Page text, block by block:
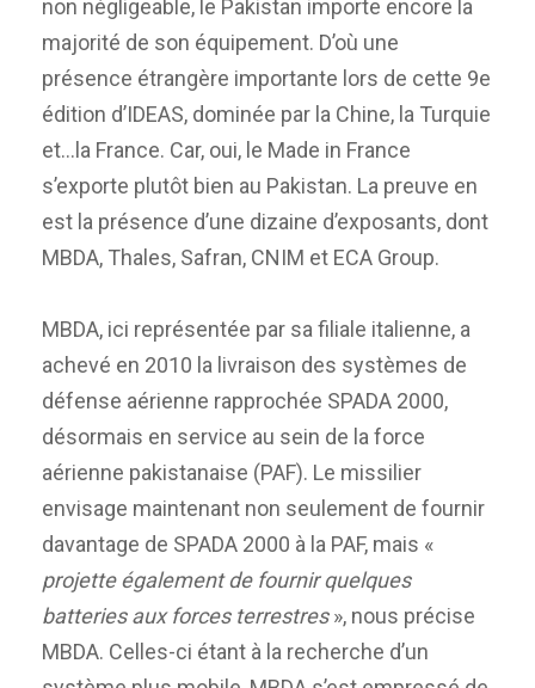
non négligeable, le Pakistan importe encore la
majorité de son équipement. D’où une
présence étrangère importante lors de cette 9e
édition d’IDEAS, dominée par la Chine, la Turquie
et…la France. Car, oui, le Made in France
s’exporte plutôt bien au Pakistan. La preuve en
est la présence d’une dizaine d’exposants, dont
MBDA, Thales, Safran, CNIM et ECA Group.
MBDA, ici représentée par sa filiale italienne, a
achevé en 2010 la livraison des systèmes de
défense aérienne rapprochée SPADA 2000,
désormais en service au sein de la force
aérienne pakistanaise (PAF). Le missilier
envisage maintenant non seulement de fournir
davantage de SPADA 2000 à la PAF, mais «
projette également de fournir quelques
batteries aux forces terrestres», nous précise
MBDA. Celles-ci étant à la recherche d’un